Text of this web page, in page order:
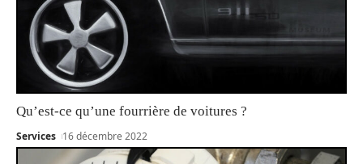
Qu’est-ce qu’une fourrière de voitures ?
Services 16 décembre 2022